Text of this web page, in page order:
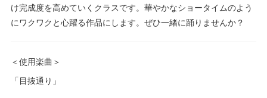
け完成度を高めていくクラスです。華やかなショータイムのよう
にワクワクと心躍る作品にします。ぜひ一緒に踊りませんか？
＜使用楽曲＞
「目抜通り」